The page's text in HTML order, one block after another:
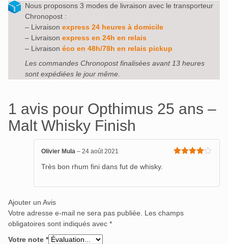
Nous proposons 3 modes de livraison avec le transporteur
Chronopost :
– Livraison express 24 heures à domicile
– Livraison express en 24h en relais
– Livraison éco en 48h/78h en relais pickup
Les commandes Chronopost finalisées avant 13 heures
sont expédiées le jour même.
1 avis pour Opthimus 25 ans –
Malt Whisky Finish
Olivier Mula – 24 août 2021
Très bon rhum fini dans fut de whisky.
Ajouter un Avis
Votre adresse e-mail ne sera pas publiée.
Les champs
obligatoires sont indiqués avec *
Votre note *